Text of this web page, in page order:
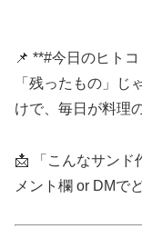
📌 **#今日のヒト
「残ったもの」じ
けで、毎日が料理
📩 「こんなサンド
メント欄 or DMで